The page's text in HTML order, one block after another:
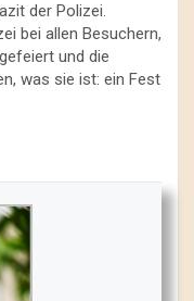
der Polizei.
bei allen Besuchern,
und die
was sie ist: ein Fest